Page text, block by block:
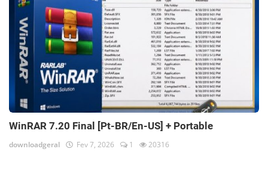
WinRAR 7.20 Final [Pt-BR/En-US] + Portable
downloadgeral Fev 7, 2026 1 20316